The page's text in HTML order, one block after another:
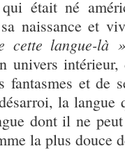
était né
naissance et
cette langue-
univers intérieur,
fantasmes et de
la langue
dont il ne
la plus douce